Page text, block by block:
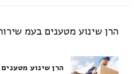
הרן שינוע מטענים בעמ
הרן שינוע